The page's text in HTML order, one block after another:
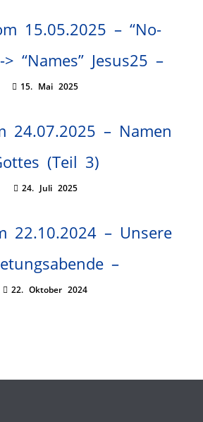
15.05.2025 – “No-
> “Names” Jesus25 –
15. Mai 2025
24.07.2025 – Namen
(Teil 3)
24. Juli 2025
22.10.2024 – Unsere
–
22. Oktober 2024